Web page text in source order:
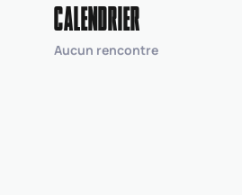
CALENDRIER
Aucun rencontre